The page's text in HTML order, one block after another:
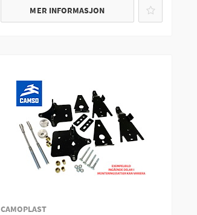
MER INFORMASJON
CAMOPLAST